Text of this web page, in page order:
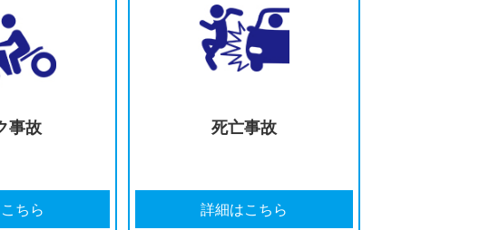
治療費の打ち切りを
宣告された
どのように弁護士を選んだら